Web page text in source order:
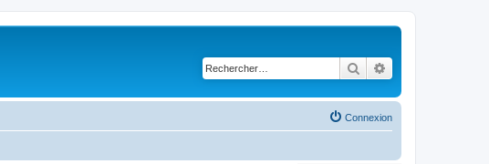
Rechercher
Connexion